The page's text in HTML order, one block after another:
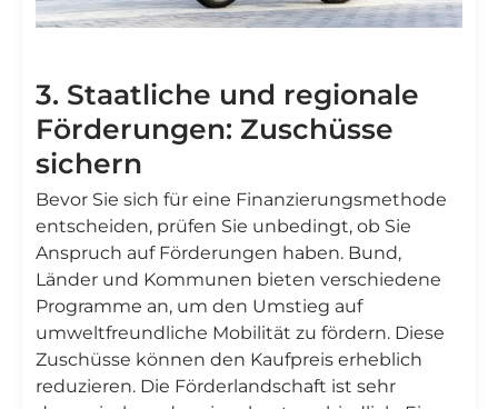
3. Staatliche und regionale
Förderungen: Zuschüsse
sichern
Bevor Sie sich für eine Finanzierungsmethode
entscheiden, prüfen Sie unbedingt, ob Sie
Anspruch auf Förderungen haben. Bund,
Länder und Kommunen bieten verschiedene
Programme an, um den Umstieg auf
umweltfreundliche Mobilität zu fördern. Diese
Zuschüsse können den Kaufpreis erheblich
reduzieren. Die Förderlandschaft ist sehr